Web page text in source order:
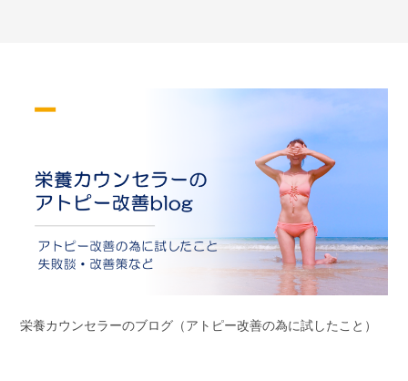
栄養カウンセラーのブログ（アトピー改善の為に試したこと）